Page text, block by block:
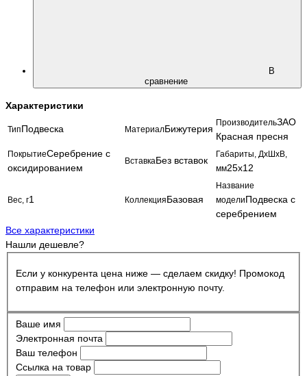
В
сравнение
Характеристики
ТипПодвеска МатериалБижутерия
ПроизводительЗАО
Красная пресня
ПокрытиеСеребрение с
оксидированием
ВставкаБез вставок
Габариты, ДхШхВ,
мм25х12
Вес, г1 КоллекцияБазовая
Название
моделиПодвеска с
серебрением
Все характеристики
Нашли дешевле?
Если у конкурента цена ниже — сделаем скидку! Промокод
отправим на телефон или электронную почту.
Ваше имя
Электронная почта
Ваш телефон
Ссылка на товар